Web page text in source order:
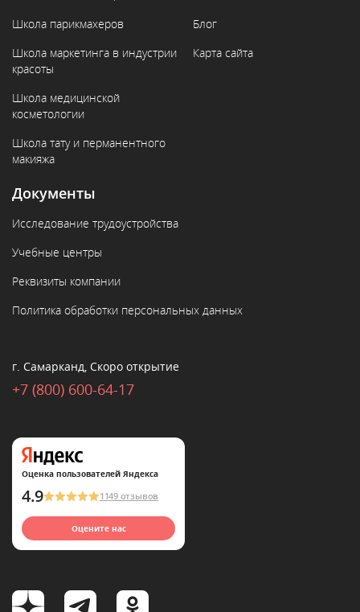
Школа парикмахеров
Школа маркетинга в индустрии
красоты
Школа медицинской
косметологии
Школа тату и перманентного
макияжа
Блог
Карта сайта
Документы
Исследование трудоустройства
Учебные центры
Реквизиты компании
Политика обработки персональных данных
г. Самарканд, Скоро открытие
+7 (800) 600-64-17
Оценка пользователей Яндекса
4.9 1149 отзывов
Оцените нас